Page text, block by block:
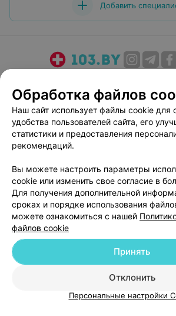
Добавить
Медицинский маркетинг
Пользовательское соглашение
Вакансии
Партнеры
Персональные настройки
Обработка персональных
© 2026 ООО «Артокс Лаб», УНП 191700409|
Обработка файлов
Наш сайт использует файлы cookie для
удобства пользователей сайта, его
статистики и предоставления
рекомендаций.
Вы можете настроить параметры
cookie или изменить свое согласие в
Для получения дополнительной
сроках и порядке использования
можете ознакомиться с нашей
файлов cookie
Отклонить
Принять
Персональные настройки